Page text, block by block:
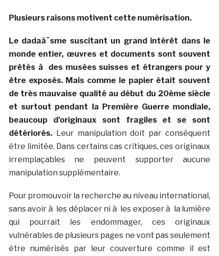
Plusieurs raisons motivent cette numérisation.
Le dadaà¯sme suscitant un grand intérêt dans le
monde entier, œuvres et documents sont souvent
prêtés à des musées suisses et étrangers pour y
être exposés. Mais comme le papier était souvent
de très mauvaise qualité au début du 20ème siècle
et surtout pendant la Première Guerre mondiale,
beaucoup d’originaux sont fragiles et se sont
détériorés.Leur manipulation doit par conséquent
être limitée. Dans certains cas critiques, ces originaux
irremplaçables ne peuvent supporter aucune
manipulation supplémentaire.
Pour promouvoir la recherche au niveau international,
sans avoir à les déplacer ni à les exposer à la lumière
qui pourrait les endommager, ces originaux
vulnérables de plusieurs pages ne vont pas seulement
être numérisés par leur couverture comme il est